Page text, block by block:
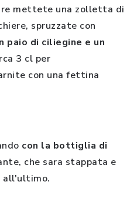
mettete una zolletta di
spruzzate con
paio di ciliegine e un
3 cl per
con una fettina
con la bottiglia di
che sara stappata e
all'ultimo.